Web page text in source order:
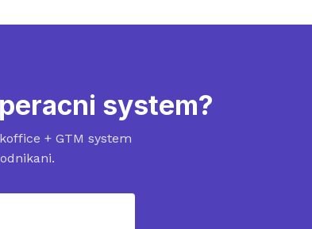
system?
+ GTM system